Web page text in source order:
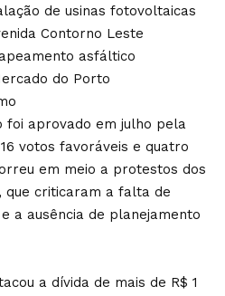
de usinas fotovoltaicas
Contorno Leste
asfáltico
do Porto
foi aprovado em julho pela
votos favoráveis e quatro
em meio a protestos dos
que criticaram a falta de
a ausência de planejamento
a dívida de mais de R$ 1